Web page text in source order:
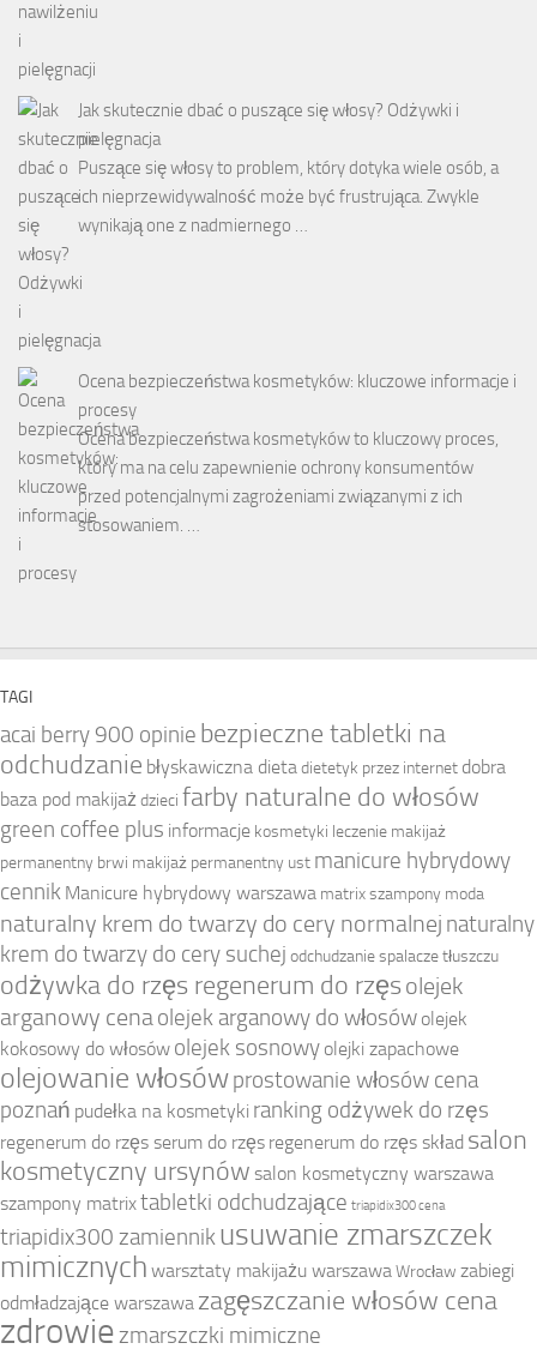
Jak skutecznie dbać o puszące się włosy? Odżywki i
pielęgnacja
Puszące się włosy to problem, który dotyka wiele osób, a
ich nieprzewidywalność może być frustrująca. Zwykle
wynikają one z nadmiernego …
Ocena bezpieczeństwa kosmetyków: kluczowe informacje i
procesy
Ocena bezpieczeństwa kosmetyków to kluczowy proces,
który ma na celu zapewnienie ochrony konsumentów
przed potencjalnymi zagrożeniami związanymi z ich
stosowaniem. …
TAGI
acai berry 900 opinie bezpieczne tabletki na
odchudzanie błyskawiczna dietadietetyk przez internet dobra
baza pod makijażdzieci farby naturalne do włosów
green coffee plus informacje kosmetyki leczenie makijaż
permanentny brwi makijaż permanentny ust manicure hybrydowy
cennik Manicure hybrydowy warszawa matrix szampony moda
naturalny krem do twarzy do cery normalnej naturalny
krem do twarzy do cery suchej odchudzanie spalacze tłuszczu
odżywka do rzęs regenerum do rzęs olejek
arganowy cenaolejek arganowy do włosów olejek
kokosowy do włosów olejek sosnowy olejki zapachowe
olejowanie włosówprostowanie włosów cena
poznań pudełka na kosmetyki ranking odżywek do rzęs
regenerum do rzęs serum do rzęs regenerum do rzęs skład salon
kosmetyczny ursynów salon kosmetyczny warszawa
szampony matrixtabletki odchudzające triapidix300 cena
triapidix300 zamiennikusuwanie zmarszczek
mimicznych warsztaty makijażu warszawaWrocław zabiegi
odmładzające warszawa zagęszczanie włosów cena
zdrowiezmarszczki mimiczne